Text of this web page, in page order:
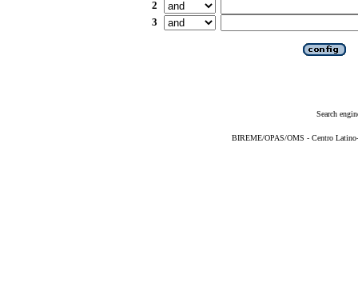
2
3
Search
BIREME/OPAS/OMS - Centro Latino-